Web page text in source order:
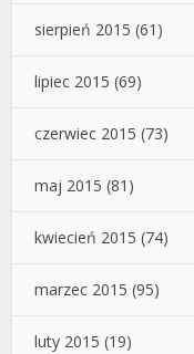
sierpień 2015 (61)
lipiec 2015 (69)
czerwiec 2015 (73)
maj 2015 (81)
kwiecień 2015 (74)
marzec 2015 (95)
luty 2015 (19)